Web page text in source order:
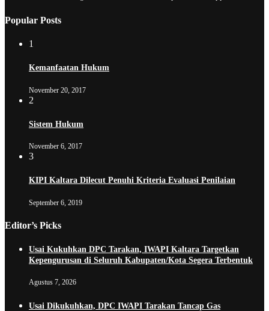
Popular Posts
1
Kemanfaatan Hukum
November 20, 2017
2
Sistem Hukum
November 6, 2017
3
KIPI Kaltara Dilecut Penuhi Kriteria Evaluasi Penilaian
September 6, 2019
Editor’s Picks
Usai Kukuhkan DPC Tarakan, IWAPI Kaltara Targetkan
Kepengurusan di Seluruh Kabupaten/Kota Segera Terbentuk
Agustus 7, 2026
Usai Dikukuhkan, DPC IWAPI Tarakan Tancap Gas